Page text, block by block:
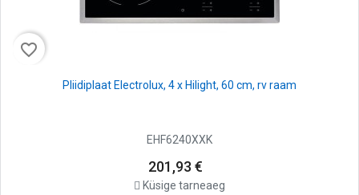
favorite_border
Pliidiplaat Electrolux, 4 x Hilight, 60 cm, rv raam
EHF6240XXK
201,93 €
Küsige tarneaeg